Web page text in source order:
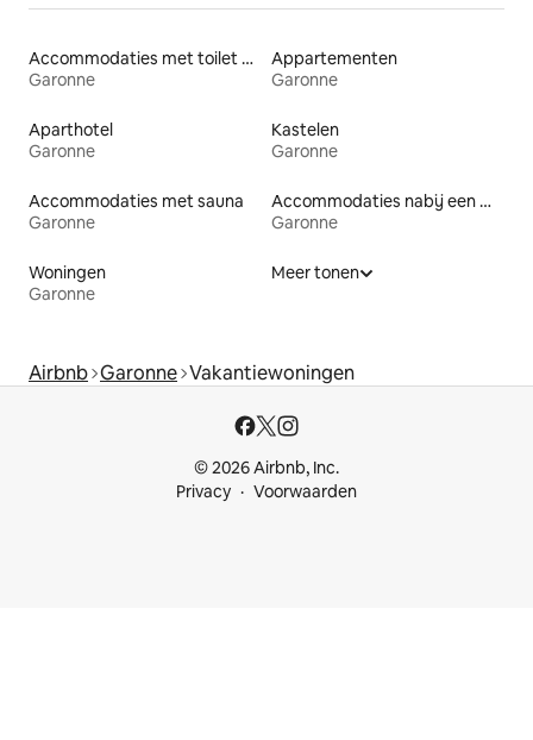
Accommodaties met toilet op toegankelijke hoogte
Garonne
Appartementen
Garonne
Aparthotel
Garonne
Kastelen
Garonne
Accommodaties met sauna
Garonne
Accommodaties nabij een meer
Garonne
Woningen
Garonne
Meer tonen
Airbnb Garonne Vakantiewoningen
© 2026 Airbnb, Inc.
Privacy
Voorwaarden